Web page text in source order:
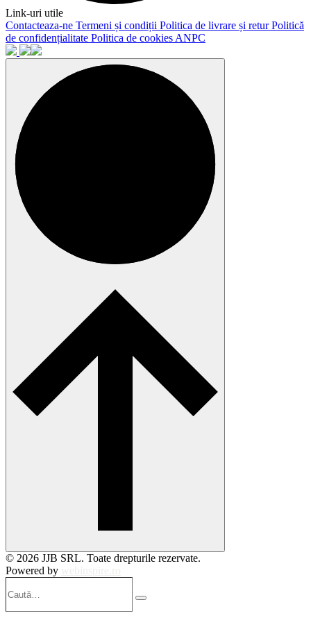
Link-uri utile
Contacteaza-ne Termeni și condiții Politica de livrare și returPolitică
de confidențialitate Politica de cookies ANPC
© 2026 JJB SRL. Toate drepturile rezervate.
Powered by
Search